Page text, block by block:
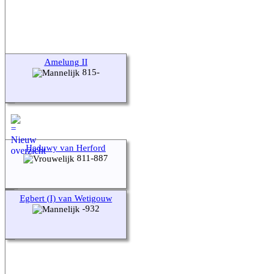
Amelung II
815-
Haduwy van Herford
811-887
Egbert (I) van Wetigouw
-932